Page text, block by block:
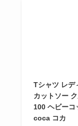
Tシャツ レデ
カットソー
100 ヘビー
coca コカ